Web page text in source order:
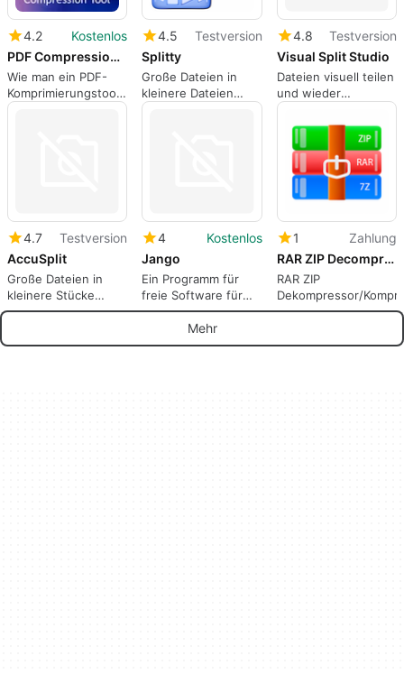
4.2
Kostenlos
PDF Compression Tool
Wie man ein PDF-
Komprimierungstool
verwendet
4.5
Testversion
Splitty
Große Dateien in
kleinere Dateien
aufteilen
4.8
Testversion
Visual Split Studio
Dateien visuell teilen
und wieder
zusammenführen
4.7
Testversion
AccuSplit
Große Dateien in
kleinere Stücke
aufteilen
4
Kostenlos
Jango
Ein Programm für
freie Software für
Windows
1
Zahlung
RAR ZIP Decompressor/Compressor
RAR ZIP
Dekompressor/
Mehr